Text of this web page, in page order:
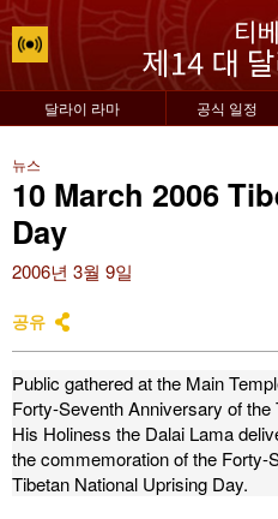
달라이 라마 공식 일정
뉴스
10 March 2006
Day
2006년 3월 9일
공유
Public gathered at the Main
Forty-Seventh Anniversary of
His Holiness the Dalai Lama
the commemoration of the Forty-
Tibetan National Uprising Day.